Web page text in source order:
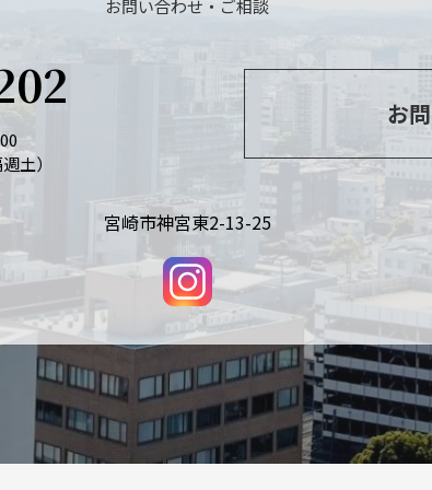
お問い合わせ・ご相談
土）
お
宮崎市神宮東2-13-25